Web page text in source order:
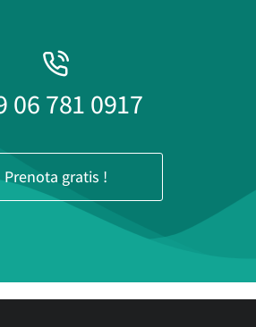
06 781 0917
Prenota gratis !